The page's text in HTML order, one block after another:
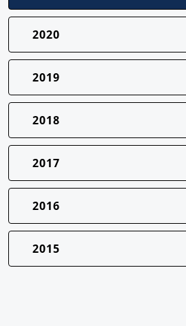
2020
2019
2018
2017
2016
2015